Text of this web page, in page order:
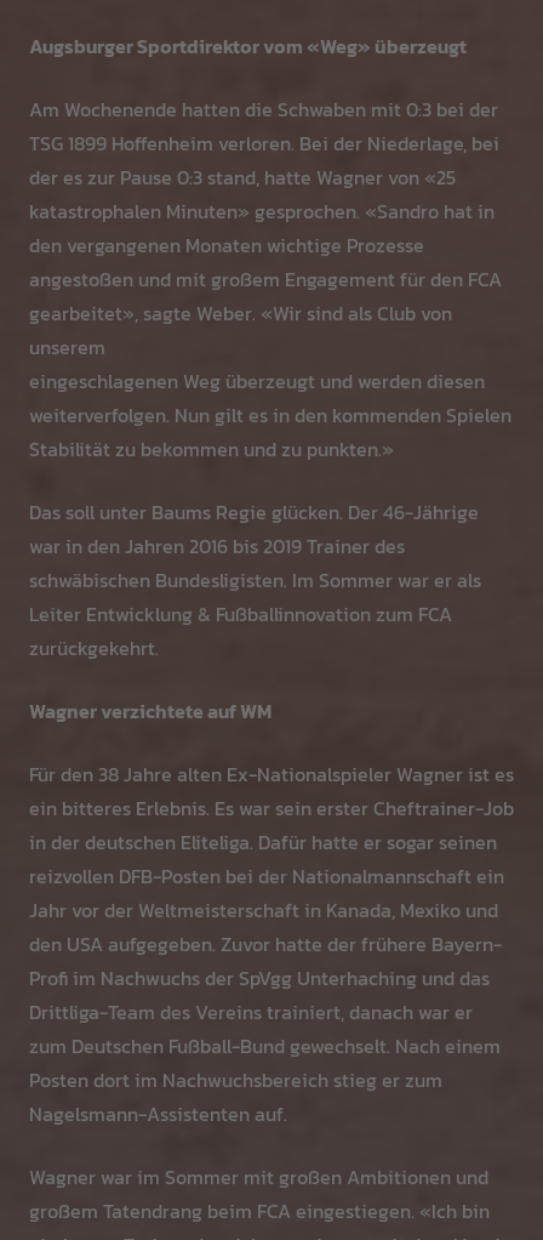
Augsburger Sportdirektor vom «Weg» überzeugt
Am Wochenende hatten die Schwaben mit 0:3 bei der
TSG 1899 Hoffenheim verloren. Bei der Niederlage, bei
der es zur Pause 0:3 stand, hatte Wagner von «25
katastrophalen Minuten» gesprochen. «Sandro hat in
den vergangenen Monaten wichtige Prozesse
angestoßen und mit großem Engagement für den FCA
gearbeitet», sagte Weber. «Wir sind als Club von
unserem
eingeschlagenen Weg überzeugt und werden diesen
weiterverfolgen. Nun gilt es in den kommenden Spielen
Stabilität zu bekommen und zu punkten.»
Das soll unter Baums Regie glücken. Der 46-Jährige
war in den Jahren 2016 bis 2019 Trainer des
schwäbischen Bundesligisten. Im Sommer war er als
Leiter Entwicklung & Fußballinnovation zum FCA
zurückgekehrt.
Wagner verzichtete auf WM
Für den 38 Jahre alten Ex-Nationalspieler Wagner ist es
ein bitteres Erlebnis. Es war sein erster Cheftrainer-Job
in der deutschen Eliteliga. Dafür hatte er sogar seinen
reizvollen DFB-Posten bei der Nationalmannschaft ein
Jahr vor der Weltmeisterschaft in Kanada, Mexiko und
den USA aufgegeben. Zuvor hatte der frühere Bayern-
Profi im Nachwuchs der SpVgg Unterhaching und das
Drittliga-Team des Vereins trainiert, danach war er
zum Deutschen Fußball-Bund gewechselt. Nach einem
Posten dort im Nachwuchsbereich stieg er zum
Nagelsmann-Assistenten auf.
Wagner war im Sommer mit großen Ambitionen und
großem Tatendrang beim FCA eingestiegen. «Ich bin